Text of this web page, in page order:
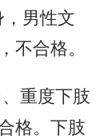
男性文
不合格。
重度下肢
格。下肢